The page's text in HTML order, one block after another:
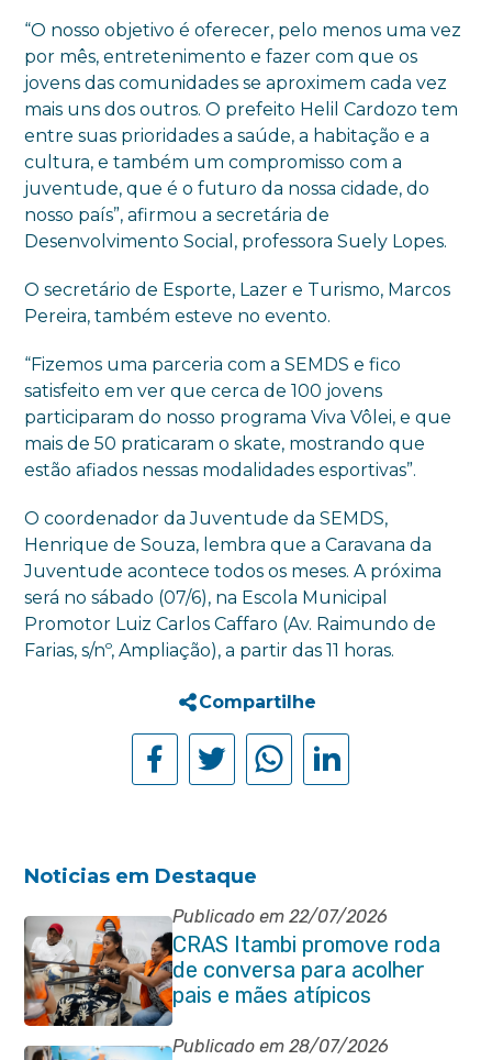
“O nosso objetivo é oferecer, pelo menos uma vez
por mês, entretenimento e fazer com que os
jovens das comunidades se aproximem cada vez
mais uns dos outros. O prefeito Helil Cardozo tem
entre suas prioridades a saúde, a habitação e a
cultura, e também um compromisso com a
juventude, que é o futuro da nossa cidade, do
nosso país”, afirmou a secretária de
Desenvolvimento Social, professora Suely Lopes.
O secretário de Esporte, Lazer e Turismo, Marcos
Pereira, também esteve no evento.
“Fizemos uma parceria com a SEMDS e fico
satisfeito em ver que cerca de 100 jovens
participaram do nosso programa Viva Vôlei, e que
mais de 50 praticaram o skate, mostrando que
estão afiados nessas modalidades esportivas”.
O coordenador da Juventude da SEMDS,
Henrique de Souza, lembra que a Caravana da
Juventude acontece todos os meses. A próxima
será no sábado (07/6), na Escola Municipal
Promotor Luiz Carlos Caffaro (Av. Raimundo de
Farias, s/nº, Ampliação), a partir das 11 horas.
Compartilhe
Noticias em Destaque
Publicado em 22/07/2026
CRAS Itambi promove roda
de conversa para acolher
pais e mães atípicos
Publicado em 28/07/2026